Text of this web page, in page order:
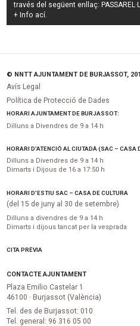
través del següent enllaç:
+ Info ací.
© NNTT AJUNTAMENT DE BURJASSOT,
Avís Legal
Política de Protecció de Dades
HORARI AJUNTAMENT DE BURJASSOT:
Dilluns a Divendres de 9 a 14 h
HORARI D’ATENCIÓ AL CIUTADÀ (SAC – CASA
Dilluns a Divendres de 9 a 14 h
Dimarts i Dijous de 16 a 17:50 h
HORARI D’ESTIU SAC – CASA DE CULTURA
(del 15 de juny al 30 de setembre)
Dilluns a divendres de 9 a 14 h
Dimarts i dijous tancat per la vesprada
CITA PRÈVIA
CONTACTE AJUNTAMENT
Plaza Emilio Castelar 1
46100 · Burjassot (València)
Tel. des de Burjassot: 010
Tel. general: 96 316 05 00